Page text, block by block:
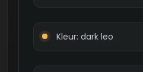
Kleur: dark leo